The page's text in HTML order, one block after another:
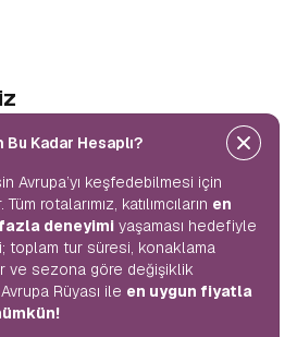
Bu Kadar Hesaplı?
Avrupa’yı keşfedebilmesi için
rotalarımız, katılımcıların en
deneyimi yaşaması hedefiyle
toplam tur süresi, konaklama
ve sezona göre değişiklik
Rüyası ile en uygun fiyatla